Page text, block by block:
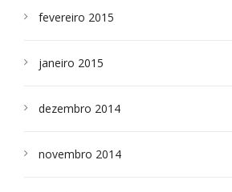
fevereiro 2015
janeiro 2015
dezembro 2014
novembro 2014